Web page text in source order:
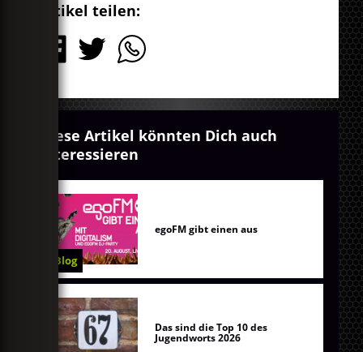
Artikel teilen:
Diese Artikel könnten Dich auch
interessieren
Blog
egoFM gibt einen aus
Das sind die Top 10 des
Jugendworts 2026